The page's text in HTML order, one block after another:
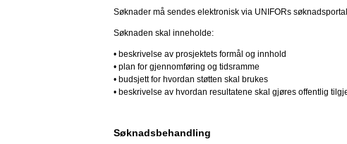
Søknader må sendes elektronisk via UNIFORs
Søknaden skal inneholde:
• beskrivelse av prosjektets formål og innhold
• plan for gjennomføring og tidsramme
• budsjett for hvordan støtten skal brukes
• beskrivelse av hvordan resultatene skal gjøres offentlig
Søknadsbehandling